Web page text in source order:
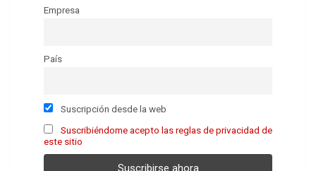
Empresa
País
Suscripción desde la web
Suscribiéndome acepto las reglas de privacidad de
este sitio